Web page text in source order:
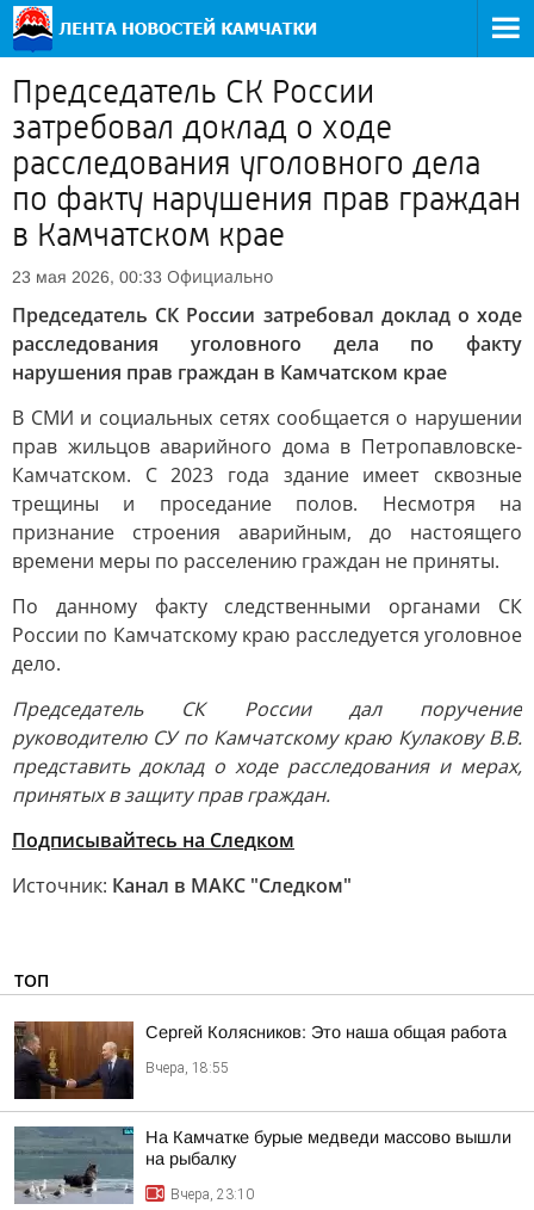
Председатель СК России
затребовал доклад о ходе
расследования уголовного дела
по факту нарушения прав граждан
в Камчатском крае
23 мая 2026, 00:33 Официально
Председатель СК России затребовал доклад о ходе
расследования уголовного дела по факту
нарушения прав граждан в Камчатском крае
В СМИ и социальных сетях сообщается о нарушении
прав жильцов аварийного дома в Петропавловске-
Камчатском. С 2023 года здание имеет сквозные
трещины и проседание полов. Несмотря на
признание строения аварийным, до настоящего
времени меры по расселению граждан не приняты.
По данному факту следственными органами СК
России по Камчатскому краю расследуется уголовное
дело.
Председатель СК России дал поручение
руководителю СУ по Камчатскому краю Кулакову В.В.
представить доклад о ходе расследования и мерах,
принятых в защиту прав граждан.
Подписывайтесь на Следком
Источник: Канал в МАКС "Следком"
ТОП
Сергей Колясников: Это наша общая работа
Вчера, 18:55
На Камчатке бурые медведи массово вышли
на рыбалку
Вчера, 23:10